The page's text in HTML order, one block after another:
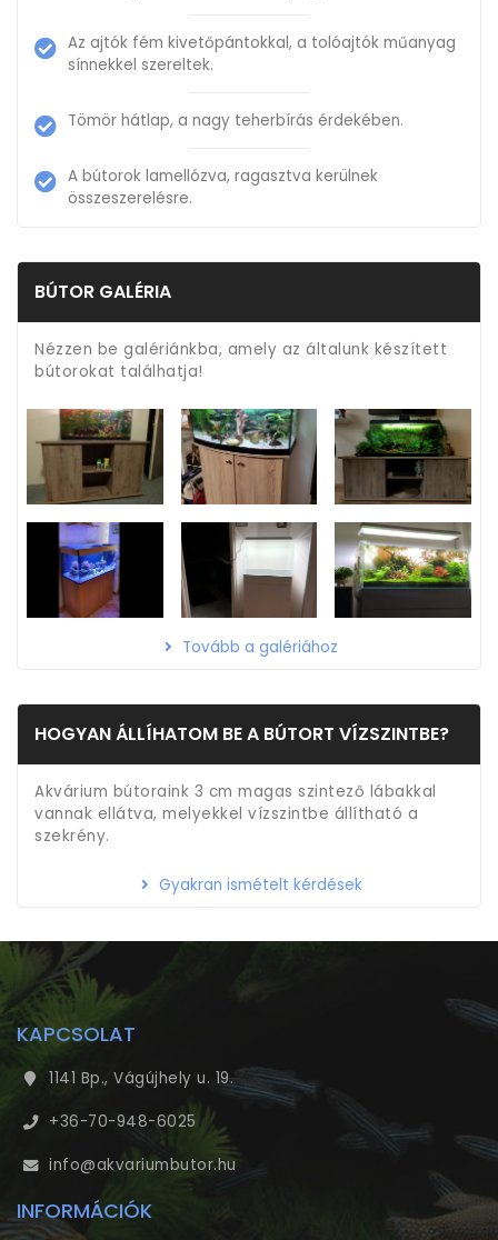
Az ajtók fém kivetőpántokkal, a tolóajtók műanyag
sínnekkel szereltek.
Tömör hátlap, a nagy teherbírás érdekében.
A bútorok lamellózva, ragasztva kerülnek
összeszerelésre.
BÚTOR GALÉRIA
Nézzen be galériánkba, amely az általunk készített
bútorokat találhatja!
Tovább a galériához
HOGYAN ÁLLÍHATOM BE A BÚTORT VÍZSZINTBE?
Akvárium bútoraink 3 cm magas szintező lábakkal
vannak ellátva, melyekkel vízszintbe állítható a
szekrény.
Gyakran ismételt kérdések
KAPCSOLAT
1141 Bp., Vágújhely u. 19.
+36-70-948-6025
info@akvariumbutor.hu
INFORMÁCIÓK